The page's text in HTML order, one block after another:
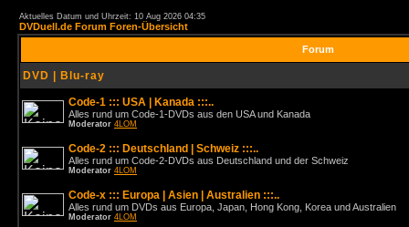
Aktuelles Datum und Uhrzeit: 10 Aug 2026 04:35
DVDuell.de Forum Foren-Übersicht
Forum
DVD | Blu-ray
Code-1 ::: USA | Kanada :::..
Alles rund um Code-1-DVDs aus den USA und Kanada
Moderator 4LOM
Code-2 ::: Deutschland | Schweiz :::..
Alles rund um Code-2-DVDs aus Deutschland und der Schweiz
Moderator 4LOM
Code-x ::: Europa | Asien | Australien :::..
Alles rund um DVDs aus Europa, Japan, Hong Kong, Korea und Australien
Moderator 4LOM